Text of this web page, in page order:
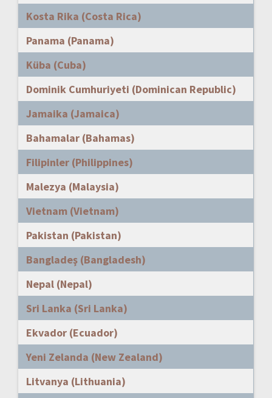
Kosta Rika (Costa Rica)
Panama (Panama)
Küba (Cuba)
Dominik Cumhuriyeti (Dominican Republic)
Jamaika (Jamaica)
Bahamalar (Bahamas)
Filipinler (Philippines)
Malezya (Malaysia)
Vietnam (Vietnam)
Pakistan (Pakistan)
Bangladeş (Bangladesh)
Nepal (Nepal)
Sri Lanka (Sri Lanka)
Ekvador (Ecuador)
Yeni Zelanda (New Zealand)
Litvanya (Lithuania)